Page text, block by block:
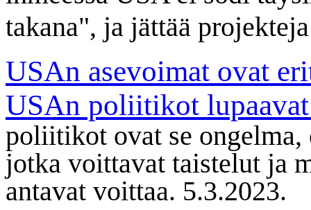
takana", ja jättää
USAn asevoimat ovat
USAn poliitikot
poliitikot ovat se
jotka voittavat taistelut ja
antavat voittaa. 5.3.2023.